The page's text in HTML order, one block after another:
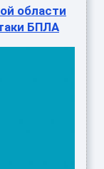
области
БПЛА